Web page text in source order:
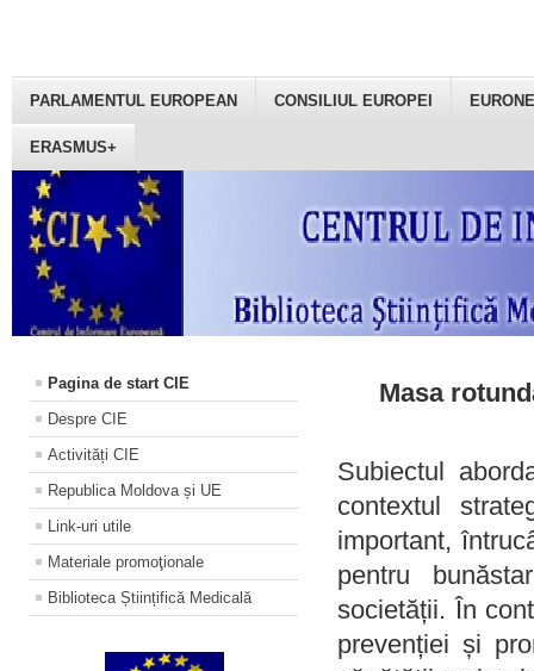
PARLAMENTUL EUROPEAN CONSILIUL EUROPEI
ERASMUS+
Pagina de start CIE
Despre CIE
Activități CIE
Republica Moldova și UE
Link-uri utile
Materiale promoţionale
Biblioteca Științifică Medicală
Masa
Subiectul
contextul
important,
pentru
societății. În
prevenției și